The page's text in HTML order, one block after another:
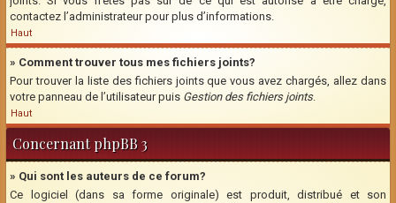
contactez l’administrateur pour plus d’informations.
Haut
» Comment trouver tous mes fichiers joints?
Pour trouver la liste des fichiers joints que vous avez chargés, allez dans
votre panneau de l’utilisateur puis Gestion des fichiers joints.
Haut
Concernant phpBB 3
» Qui sont les auteurs de ce forum?
Ce logiciel (dans sa forme originale) est produit, distribué et son